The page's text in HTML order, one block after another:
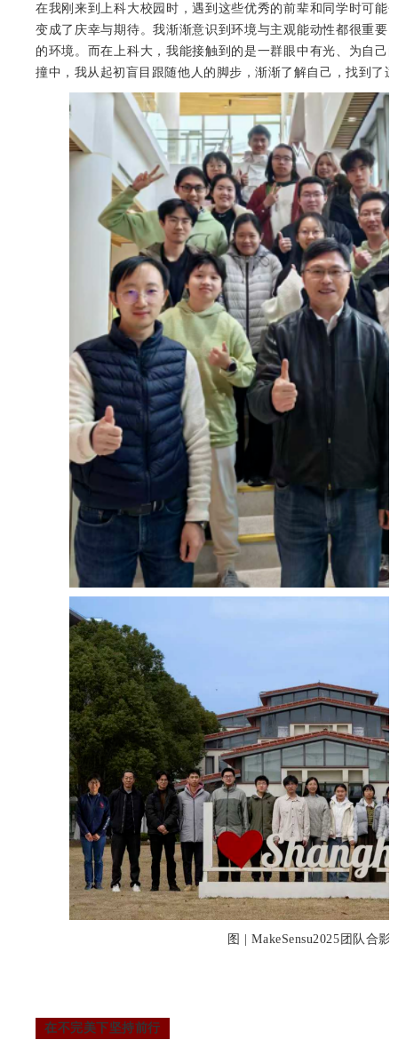
在我刚来到上科大校园时，遇到这些优秀的前辈和同学时可能
变成了庆幸与期待。我渐渐意识到环境与主观能动性都很重要
的环境。而在上科大，我能接触到的是一群眼中有光、为自己
撞中，我从起初盲目跟随他人的脚步，渐渐了解自己，找到了
图 | MakeSensu2025团队合影
在不完美下坚持前行